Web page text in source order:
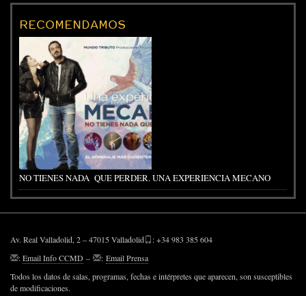
RECOMENDAMOS
NO TIENES NADA QUE PERDER. UNA EXPERIENCIA MECANO
Av. Real Valladolid, 2 – 47015 Valladolid
: +34 983 385 604
:Email Info CCMD – : Email Prensa
Todos los datos de salas, programas, fechas e intérpretes que aparecen, son susceptibles
de modificaciones.